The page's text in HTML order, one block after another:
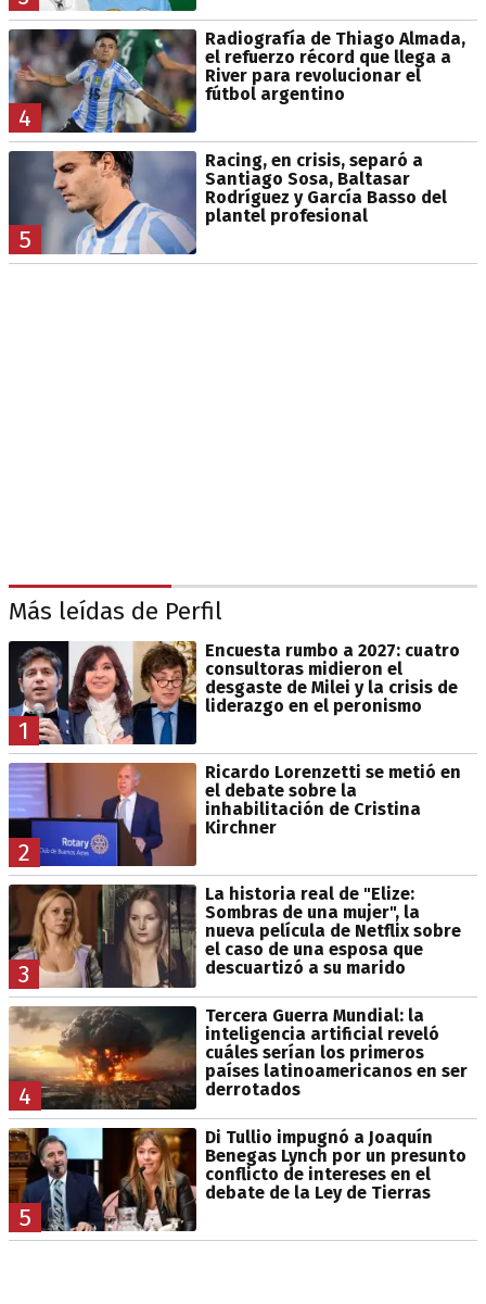
4
Radiografía de Thiago Almada,
el refuerzo récord que llega a
River para revolucionar el
fútbol argentino
5
Racing, en crisis, separó a
Santiago Sosa, Baltasar
Rodríguez y García Basso del
plantel profesional
Más leídas de Perfil
1
Encuesta rumbo a 2027: cuatro
consultoras midieron el
desgaste de Milei y la crisis de
liderazgo en el peronismo
2
Ricardo Lorenzetti se metió en
el debate sobre la
inhabilitación de Cristina
Kirchner
3
La historia real de "Elize:
Sombras de una mujer", la
nueva película de Netflix sobre
el caso de una esposa que
descuartizó a su marido
4
Tercera Guerra Mundial: la
inteligencia artificial reveló
cuáles serían los primeros
países latinoamericanos en ser
derrotados
5
Di Tullio impugnó a Joaquín
Benegas Lynch por un presunto
conflicto de intereses en el
debate de la Ley de Tierras